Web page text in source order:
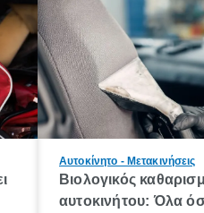
Αυτοκίνητο - Μετακινήσεις
Βιολογικός
αυτοκινήτου: Όλα